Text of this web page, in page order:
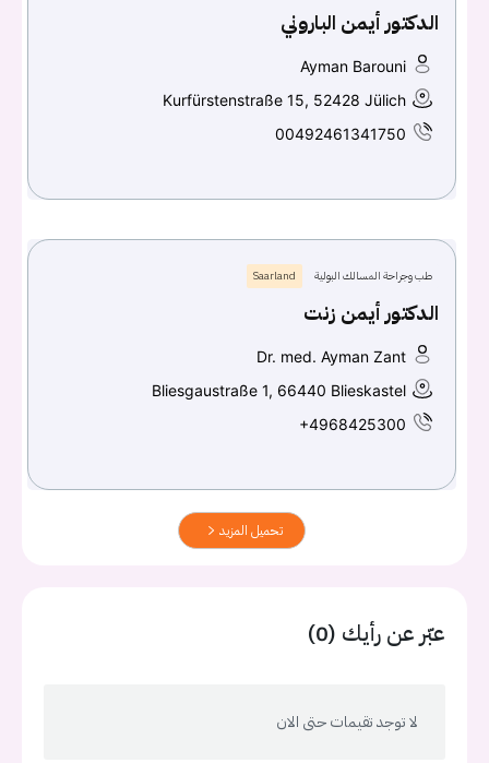
الدكتور أيمن الباروني
Ayman Barouni
Kurfürstenstraße 15, 52428 Jülich
00492461341750
طب وجراحة المسالك البولية Saarland
الدكتور أيمن زنت
Dr. med. Ayman Zant
Bliesgaustraße 1, 66440 Blieskastel
+4968425300
تحميل المزيد
عبّر عن رأيك (0)
لا توجد تقيمات حتى الان